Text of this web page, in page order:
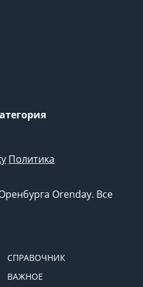
Политика
Orenday. Все
СПРАВОЧНИК
ВАЖНОЕ